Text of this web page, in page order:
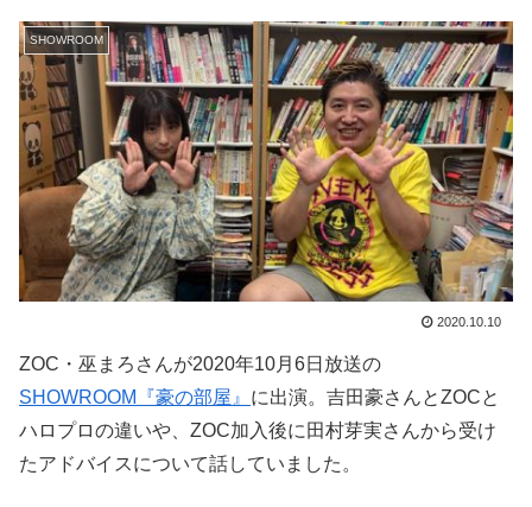
SHOWROOM
2020.10.10
ZOC・巫まろさんが2020年10月6日放送の
SHOWROOM『豪の部屋』 に出演。吉田豪さんとZOCと
ハロプロの違いや、ZOC加入後に田村芽実さんから受け
たアドバイスについて話していました。